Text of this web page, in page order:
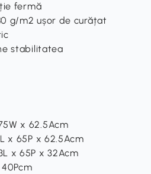
fermă
g/m2 ușor de curățat
stabilitatea
x 62.5Acm
x 65P x 62.5Acm
x 65P x 32Acm